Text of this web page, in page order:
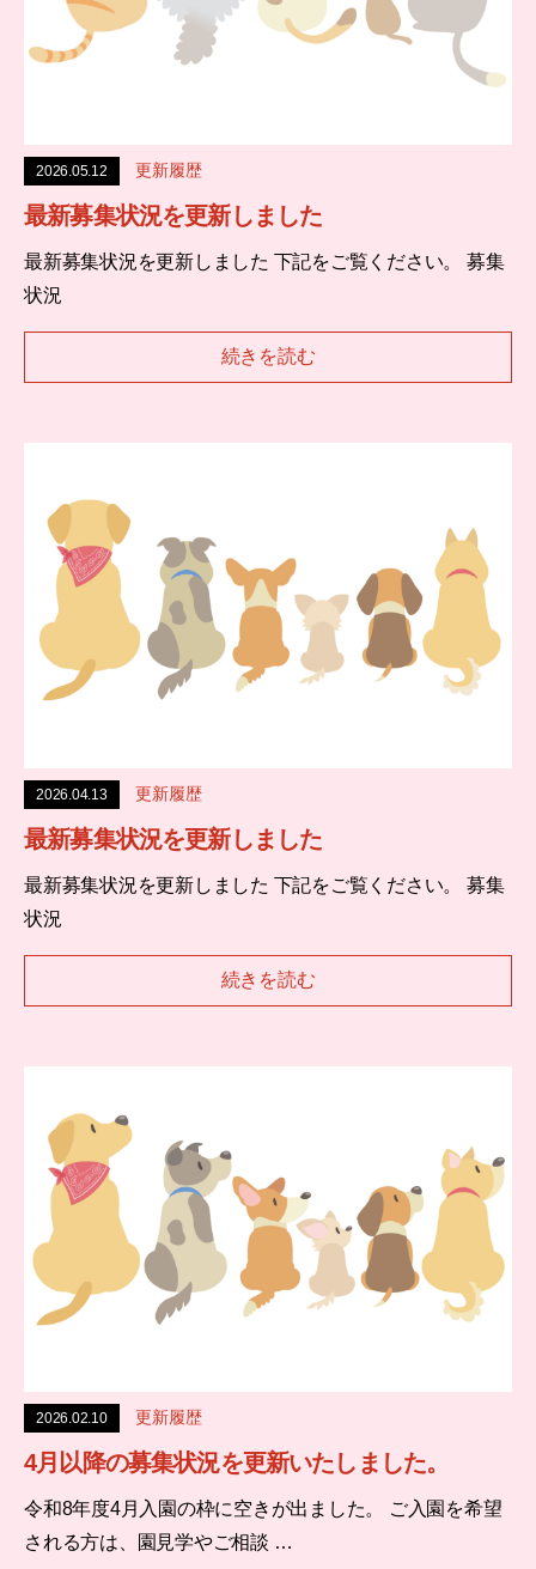
2026.05.12 更新履歴
最新募集状況を更新しました
最新募集状況を更新しました 下記をご覧ください。 募集
状況
続きを読む
2026.04.13 更新履歴
最新募集状況を更新しました
最新募集状況を更新しました 下記をご覧ください。 募集
状況
続きを読む
2026.02.10 更新履歴
4月以降の募集状況を更新いたしました。
令和8年度4月入園の枠に空きが出ました。 ご入園を希望
される方は、園見学やご相談 …